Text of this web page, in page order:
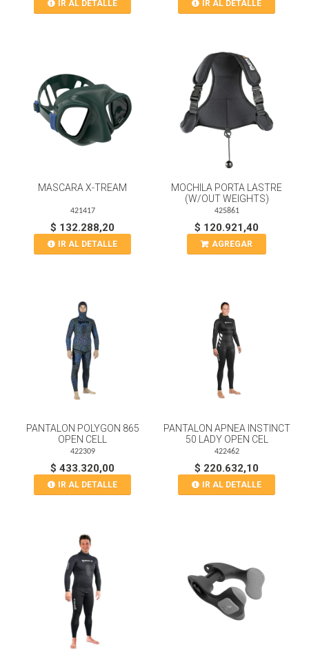
IR AL DETALLE IR AL DETALLE
MASCARA X-TREAM
421417
$ 132.288,20
IR AL DETALLE
MOCHILA PORTA LASTRE
(W/OUT WEIGHTS)
425861
$ 120.921,40
AGREGAR
PANTALON POLYGON 865
OPEN CELL
422309
$ 433.320,00
IR AL DETALLE
PANTALON APNEA INSTINCT
50 LADY OPEN CEL
422462
$ 220.632,10
IR AL DETALLE